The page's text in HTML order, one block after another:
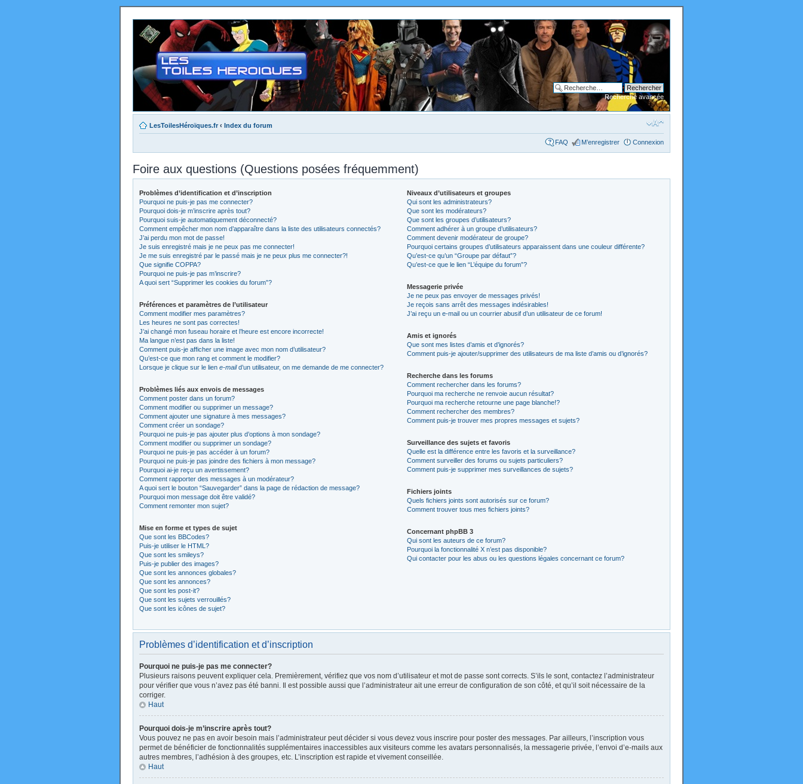
Recherche avancée
LesToilesHéroïques.fr ‹ Index du forum
FAQ M’enregistrer Connexion
Foire aux questions (Questions posées fréquemment)
Problèmes d’identification et d’inscription
Pourquoi ne puis-je pas me connecter?
Pourquoi dois-je m’inscrire après tout?
Pourquoi suis-je automatiquement déconnecté?
Comment empêcher mon nom d’apparaître dans la liste des utilisateurs connectés?
J’ai perdu mon mot de passe!
Je suis enregistré mais je ne peux pas me connecter!
Je me suis enregistré par le passé mais je ne peux plus me connecter?!
Que signifie COPPA?
Pourquoi ne puis-je pas m’inscrire?
A quoi sert “Supprimer les cookies du forum”?
Préférences et paramètres de l’utilisateur
Comment modifier mes paramètres?
Les heures ne sont pas correctes!
J’ai changé mon fuseau horaire et l’heure est encore incorrecte!
Ma langue n’est pas dans la liste!
Comment puis-je afficher une image avec mon nom d’utilisateur?
Qu’est-ce que mon rang et comment le modifier?
Lorsque je clique sur le lien e-maild’un utilisateur, on me demande de me connecter?
Problèmes liés aux envois de messages
Comment poster dans un forum?
Comment modifier ou supprimer un message?
Comment ajouter une signature à mes messages?
Comment créer un sondage?
Pourquoi ne puis-je pas ajouter plus d’options à mon sondage?
Comment modifier ou supprimer un sondage?
Pourquoi ne puis-je pas accéder à un forum?
Pourquoi ne puis-je pas joindre des fichiers à mon message?
Pourquoi ai-je reçu un avertissement?
Comment rapporter des messages à un modérateur?
A quoi sert le bouton “Sauvegarder” dans la page de rédaction de message?
Pourquoi mon message doit être validé?
Comment remonter mon sujet?
Mise en forme et types de sujet
Que sont les BBCodes?
Puis-je utiliser le HTML?
Que sont les smileys?
Puis-je publier des images?
Que sont les annonces globales?
Que sont les annonces?
Que sont les post-it?
Que sont les sujets verrouillés?
Que sont les icônes de sujet?
Niveaux d’utilisateurs et groupes
Qui sont les administrateurs?
Que sont les modérateurs?
Que sont les groupes d’utilisateurs?
Comment adhérer à un groupe d’utilisateurs?
Comment devenir modérateur de groupe?
Pourquoi certains groupes d’utilisateurs apparaissent dans une couleur différente?
Qu’est-ce qu’un “Groupe par défaut”?
Qu’est-ce que le lien “L’équipe du forum”?
Messagerie privée
Je ne peux pas envoyer de messages privés!
Je reçois sans arrêt des messages indésirables!
J’ai reçu un e-mail ou un courrier abusif d’un utilisateur de ce forum!
Amis et ignorés
Que sont mes listes d’amis et d’ignorés?
Comment puis-je ajouter/supprimer des utilisateurs de ma liste d’amis ou d’ignorés?
Recherche dans les forums
Comment rechercher dans les forums?
Pourquoi ma recherche ne renvoie aucun résultat?
Pourquoi ma recherche retourne une page blanche!?
Comment rechercher des membres?
Comment puis-je trouver mes propres messages et sujets?
Surveillance des sujets et favoris
Quelle est la différence entre les favoris et la surveillance?
Comment surveiller des forums ou sujets particuliers?
Comment puis-je supprimer mes surveillances de sujets?
Fichiers joints
Quels fichiers joints sont autorisés sur ce forum?
Comment trouver tous mes fichiers joints?
Concernant phpBB 3
Qui sont les auteurs de ce forum?
Pourquoi la fonctionnalité X n’est pas disponible?
Qui contacter pour les abus ou les questions légales concernant ce forum?
Problèmes d’identification et d’inscription
Pourquoi ne puis-je pas me connecter?
Plusieurs raisons peuvent expliquer cela. Premièrement, vérifiez que vos nom d’utilisateur et mot de passe sont corrects. S’ils le sont, contactez l’administrateur
pour vérifier que vous n’avez pas été banni. Il est possible aussi que l’administrateur ait une erreur de configuration de son côté, et qu’il soit nécessaire de la
corriger.
Haut
Pourquoi dois-je m’inscrire après tout?
Vous pouvez ne pas en avoir besoin mais l’administrateur peut décider si vous devez vous inscrire pour poster des messages. Par ailleurs, l’inscription vous
permet de bénéficier de fonctionnalités supplémentaires inaccessibles aux visiteurs comme les avatars personnalisés, la messagerie privée, l’envoi d’e-mails aux
autres membres, l’adhésion à des groupes, etc. L’inscription est rapide et vivement conseillée.
Haut